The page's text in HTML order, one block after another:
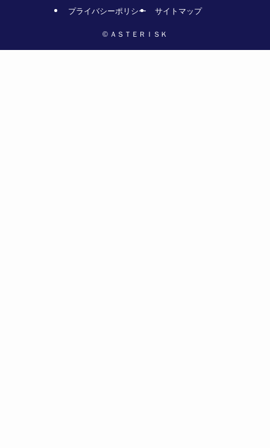
プライバシーポリシー
サイトマップ
© ＡＳＴＥＲＩＳＫ